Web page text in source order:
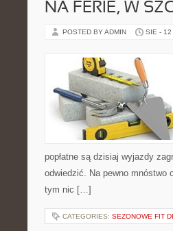
NA FERIE, W
POSTED BY ADMIN SIE - 12
popłatne są dzisiaj wyjazdy
odwiedzić. Na pewno mnóstwo
tym nic […]
CATEGORIES: SEZONOWE FIT